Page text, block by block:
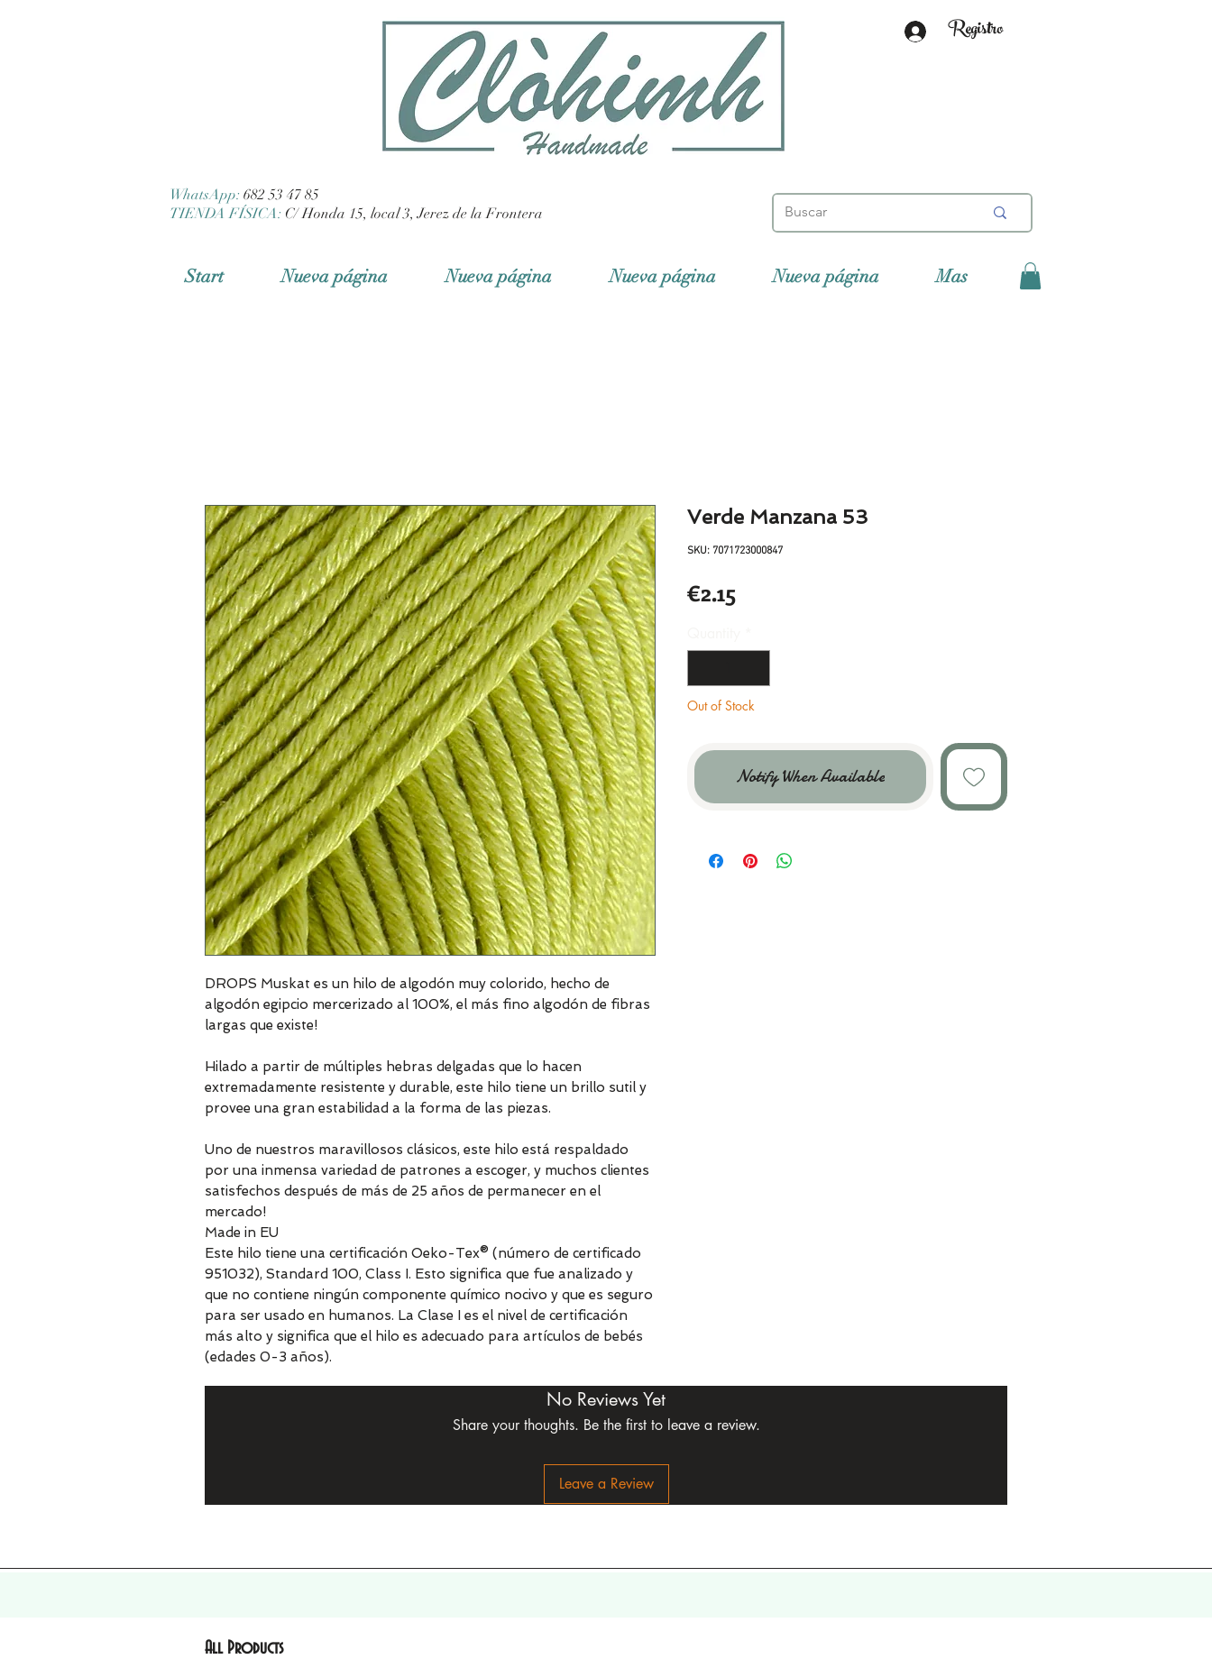
Registro
WhatsApp: 682 53 47 85
TIENDA FÍSICA: C/ Honda 15, local 3, Jerez de la Frontera
Start Nueva página Nueva página Nueva página Nueva página Mas
DROPS Muskat es un hilo de algodón muy colorido, hecho de
algodón egipcio mercerizado al 100%, el más fino algodón de fibras
largas que existe!
Hilado a partir de múltiples hebras delgadas que lo hacen
extremadamente resistente y durable, este hilo tiene un brillo sutil y
provee una gran estabilidad a la forma de las piezas.
Uno de nuestros maravillosos clásicos, este hilo está respaldado
por una inmensa variedad de patrones a escoger, y muchos clientes
satisfechos después de más de 25 años de permanecer en el
mercado!
Made in EU
Este hilo tiene una certificación Oeko-Tex® (número de certificado
951032), Standard 100, Class I. Esto significa que fue analizado y
que no contiene ningún componente químico nocivo y que es seguro
para ser usado en humanos. La Clase I es el nivel de certificación
más alto y significa que el hilo es adecuado para artículos de bebés
(edades 0-3 años).
Verde Manzana 53
SKU: 7071723000847
€2.15Price
Out of Stock
Notify When Available
No Reviews Yet
Share your thoughts. Be the first to leave a review.
Leave a Review
All Products